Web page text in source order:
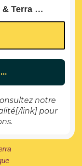
& Terra …
notre
link] pour